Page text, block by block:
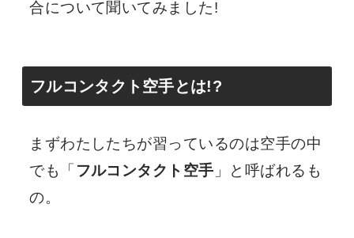
合について聞いてみました!
フルコンタクト空手とは!?
まずわたしたちが習っているのは空手の中
でも「 フルコンタクト空手 」と呼ばれるも
の。